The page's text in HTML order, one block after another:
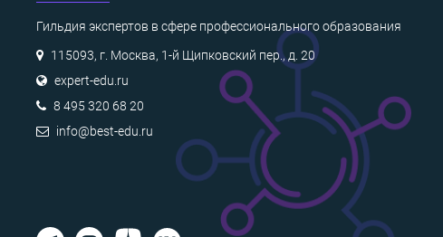
Гильдия экспертов в сфере профессионального образования
115093, г. Москва, 1-й Щипковский пер., д. 20
expert-edu.ru
8 495 320 68 20
info@best-edu.ru